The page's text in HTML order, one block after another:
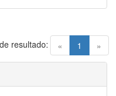
« 1 (current)
»
resultado: